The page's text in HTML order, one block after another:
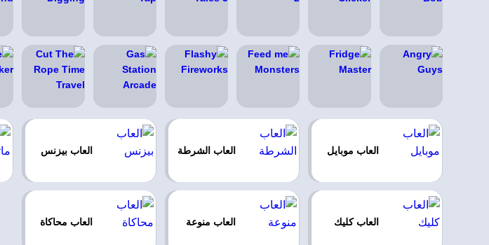
العاب موبايل العاب الشرطة العاب بيزنس
العاب كليك العاب منوعة العاب محاكاة